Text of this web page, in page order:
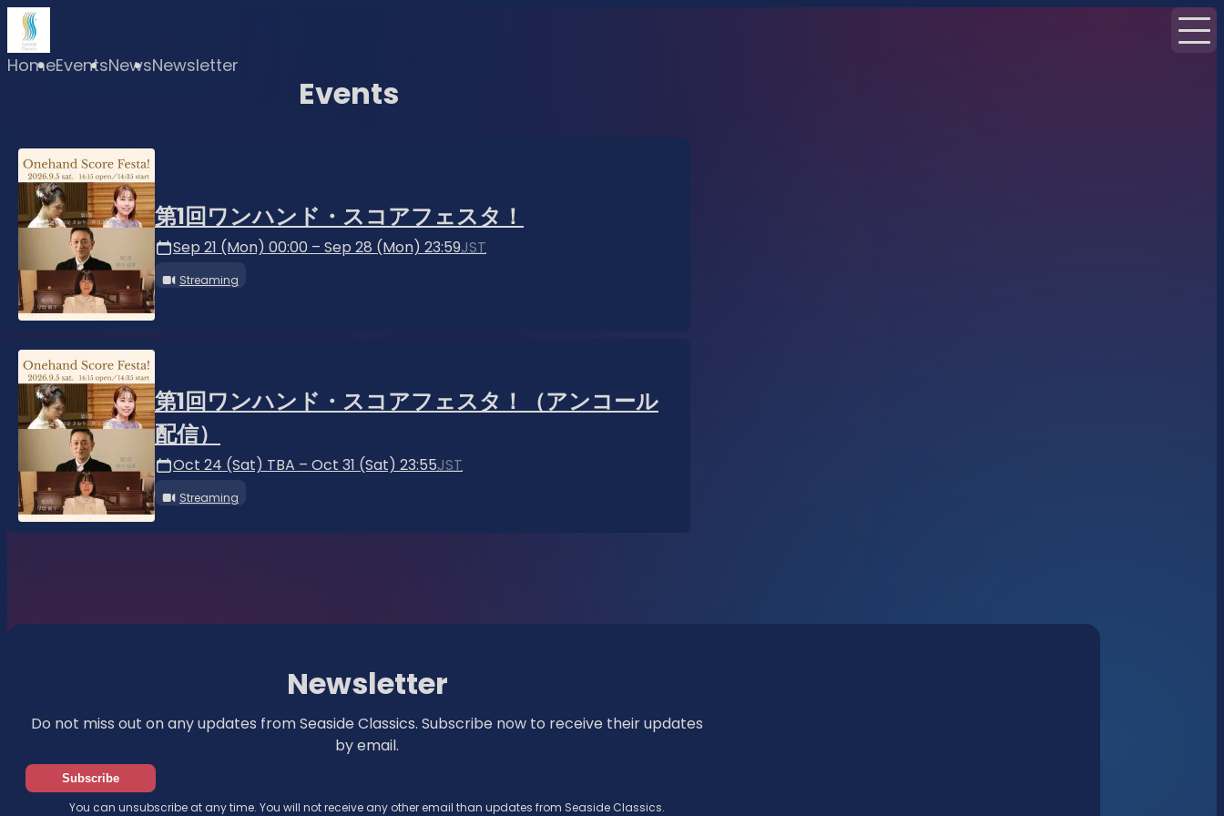
HomeEventsNewsNewsletter
Events
第1回ワンハンド・スコアフェスタ！
Sep 21 (Mon) 00:00 – Sep 28 (Mon) 23:59JST
Streaming
第1回ワンハンド・スコアフェスタ！（アンコール
配信）
Oct 24 (Sat) TBA – Oct 31 (Sat) 23:55JST
Streaming
Newsletter
Do not miss out on any updates from Seaside Classics. Subscribe now to receive their updates
by email.
Subscribe
You can unsubscribe at any time. You will not receive any other email than updates from Seaside Classics.